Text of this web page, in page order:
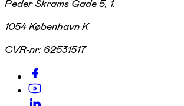
Peder Skrams Gade 5, 1.
1054 København K
CVR-nr: 62531517